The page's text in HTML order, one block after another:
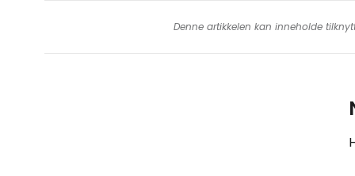
Denne artikkelen kan inneholde